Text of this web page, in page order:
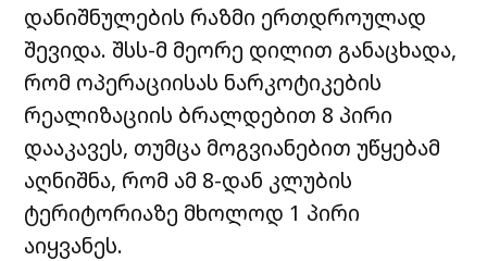
დანიშნულების რაზმი ერთდროულად
შევიდა. შსს-მ მეორე დილით განაცხადა,
რომ ოპერაციისას ნარკოტიკების
რეალიზაციის ბრალდებით 8 პირი
დააკავეს, თუმცა მოგვიანებით უწყებამ
აღნიშნა, რომ ამ 8-დან კლუბის
ტერიტორიაზე მხოლოდ 1 პირი
აიყვანეს.